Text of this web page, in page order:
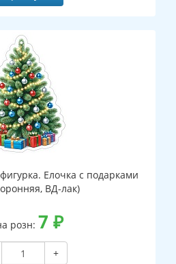
Елочка с подарками
ВД-лак)
розн: 7 ₽
+